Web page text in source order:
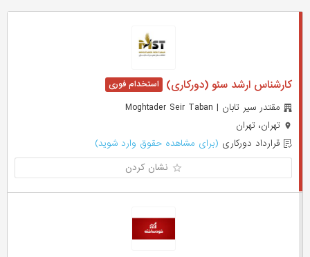
کارشناس ارشد سئو (دورکاری)
مقتدر سیر تابان | Moghtader Seir Taban
تهران، تهران
قرارداد دورکاری (برای مشاهده حقوق وارد شوید)
نشان کردن